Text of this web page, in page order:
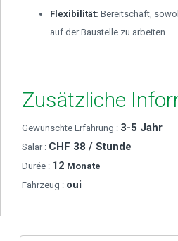
Flexibilität: Bereitschaft,
auf der Baustelle zu arbeiten.
Zusätzliche
Gewünschte Erfahrung : 3-5 Jahr
Salär : CHF 38 / Stunde
Durée : 12 Monate
Fahrzeug : oui